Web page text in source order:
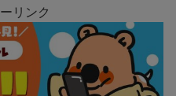
リンク